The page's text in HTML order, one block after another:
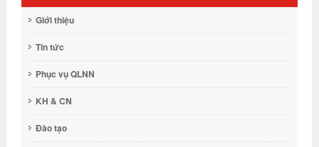
Giới thiệu
Tin tức
Phục vụ QLNN
KH & CN
Đào tạo